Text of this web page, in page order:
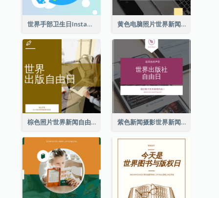
世界手部卫生日Instagram帖子 黄色电脑照片世界新闻自由日Instagram帖子
棕色照片世界新闻自由日Instagram帖子 紫色新闻摄影世界新闻自由日Instagram帖子